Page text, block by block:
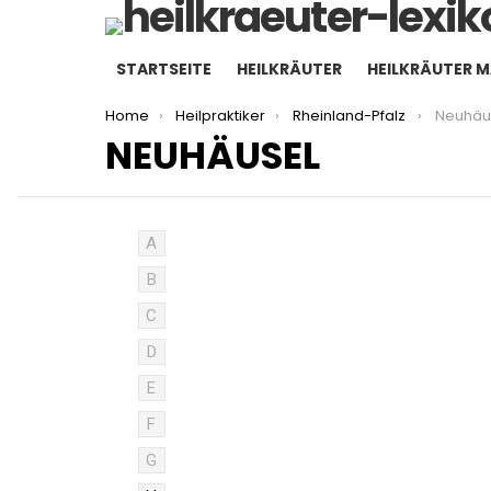
STARTSEITE HEILKRÄUTER HEILKRÄUTER
You are here:
Home Heilpraktiker Rheinland-Pfalz
NEUHÄUSEL
A
B
C
D
E
F
G